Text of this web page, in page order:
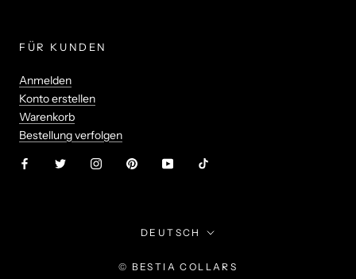
FÜR KUNDEN
Anmelden
Konto erstellen
Warenkorb
Bestellung verfolgen
Sprache
DEUTSCH
© BESTIA COLLARS